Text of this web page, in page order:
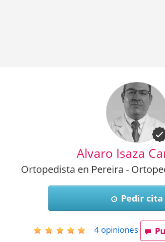
Alvaro Isaza
Ortopedista en Pereira -
Pedir cita
4opiniones